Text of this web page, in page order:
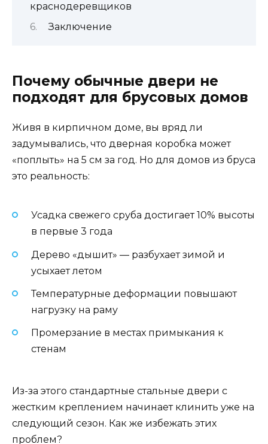
краснодеревщиков
Заключение
Почему обычные двери не
подходят для брусовых домов
Живя в кирпичном доме, вы вряд ли
задумывались, что дверная коробка может
«поплыть» на 5 см за год. Но для домов из бруса
это реальность:
Усадка свежего сруба достигает 10% высоты
в первые 3 года
Дерево «дышит» — разбухает зимой и
усыхает летом
Температурные деформации повышают
нагрузку на раму
Промерзание в местах примыкания к
стенам
Из-за этого стандартные стальные двери с
жестким креплением начинает клинить уже на
следующий сезон. Как же избежать этих
проблем?